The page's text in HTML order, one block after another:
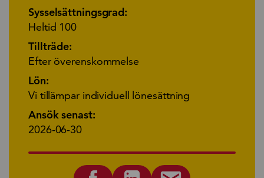
Sysselsättningsgrad:
Heltid 100
Tillträde:
Efter överenskommelse
Lön:
Vi tillämpar individuell lönesättning
Ansök senast:
2026-06-30